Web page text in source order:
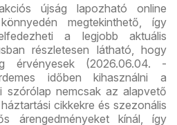
újság lapozható online
megtekinthető, így
a legjobb aktuális
részletesen látható, hogy
érvényesek (2026.06.04. -
időben kihasználni a
szórólap nemcsak az alapvető
cikkekre és szezonális
árengedményeket kínál, így